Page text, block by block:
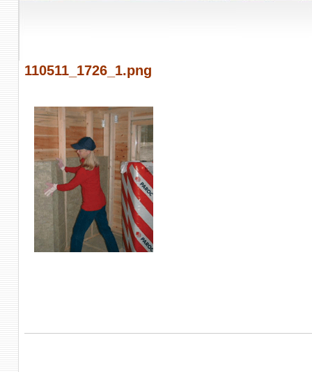
110511_1726_1.png